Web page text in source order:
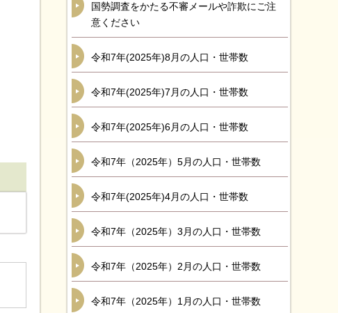
国勢調査をかたる不審メールや詐欺にご注
意ください
令和7年(2025年)8月の人口・世帯数
令和7年(2025年)7月の人口・世帯数
令和7年(2025年)6月の人口・世帯数
令和7年（2025年）5月の人口・世帯数
令和7年(2025年)4月の人口・世帯数
令和7年（2025年）3月の人口・世帯数
令和7年（2025年）2月の人口・世帯数
令和7年（2025年）1月の人口・世帯数